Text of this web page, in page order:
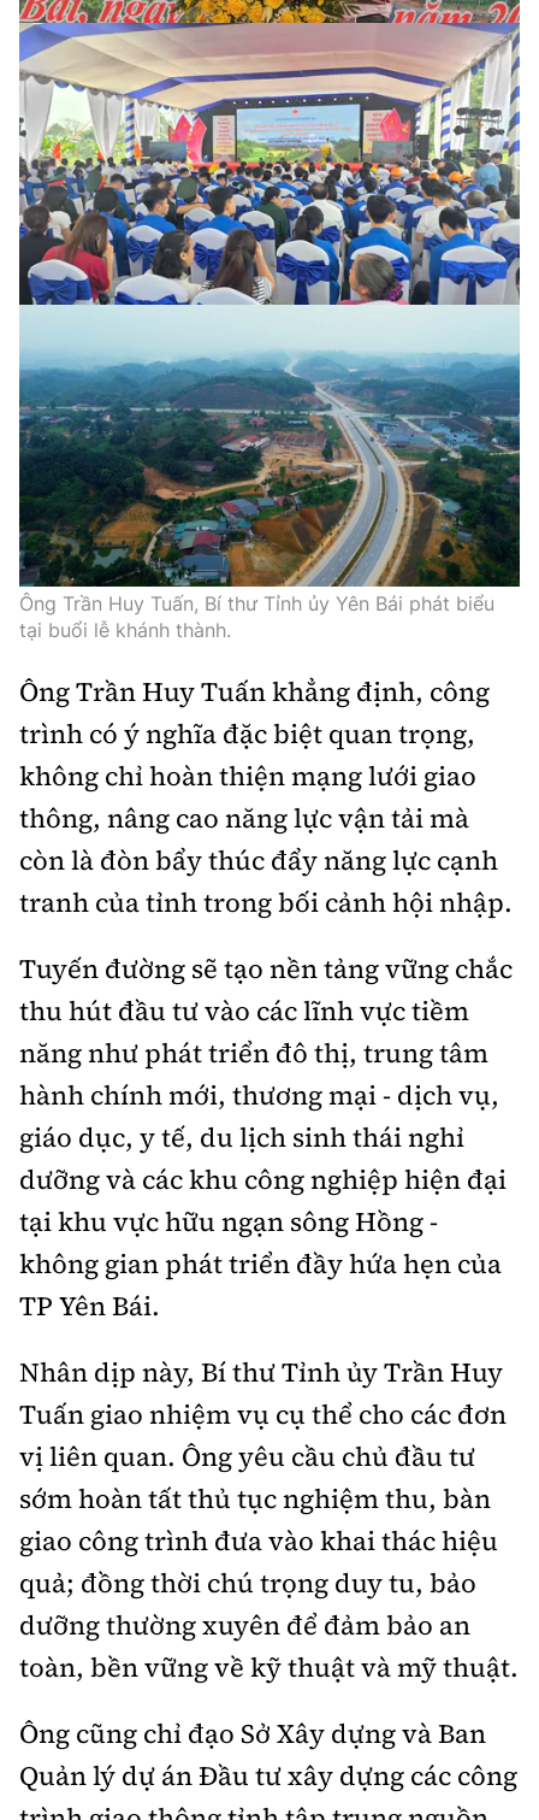
Ông Trần Huy Tuấn, Bí thư Tỉnh ủy Yên Bái phát biểu
tại buổi lễ khánh thành.
Ông Trần Huy Tuấn khẳng định, công
trình có ý nghĩa đặc biệt quan trọng,
không chỉ hoàn thiện mạng lưới giao
thông, nâng cao năng lực vận tải mà
còn là đòn bẩy thúc đẩy năng lực cạnh
tranh của tỉnh trong bối cảnh hội nhập.
Tuyến đường sẽ tạo nền tảng vững chắc
thu hút đầu tư vào các lĩnh vực tiềm
năng như phát triển đô thị, trung tâm
hành chính mới, thương mại - dịch vụ,
giáo dục, y tế, du lịch sinh thái nghỉ
dưỡng và các khu công nghiệp hiện đại
tại khu vực hữu ngạn sông Hồng -
không gian phát triển đầy hứa hẹn của
TP Yên Bái.
Nhân dịp này, Bí thư Tỉnh ủy Trần Huy
Tuấn giao nhiệm vụ cụ thể cho các đơn
vị liên quan. Ông yêu cầu chủ đầu tư
sớm hoàn tất thủ tục nghiệm thu, bàn
giao công trình đưa vào khai thác hiệu
quả; đồng thời chú trọng duy tu, bảo
dưỡng thường xuyên để đảm bảo an
toàn, bền vững về kỹ thuật và mỹ thuật.
Ông cũng chỉ đạo Sở Xây dựng và Ban
Quản lý dự án Đầu tư xây dựng các công